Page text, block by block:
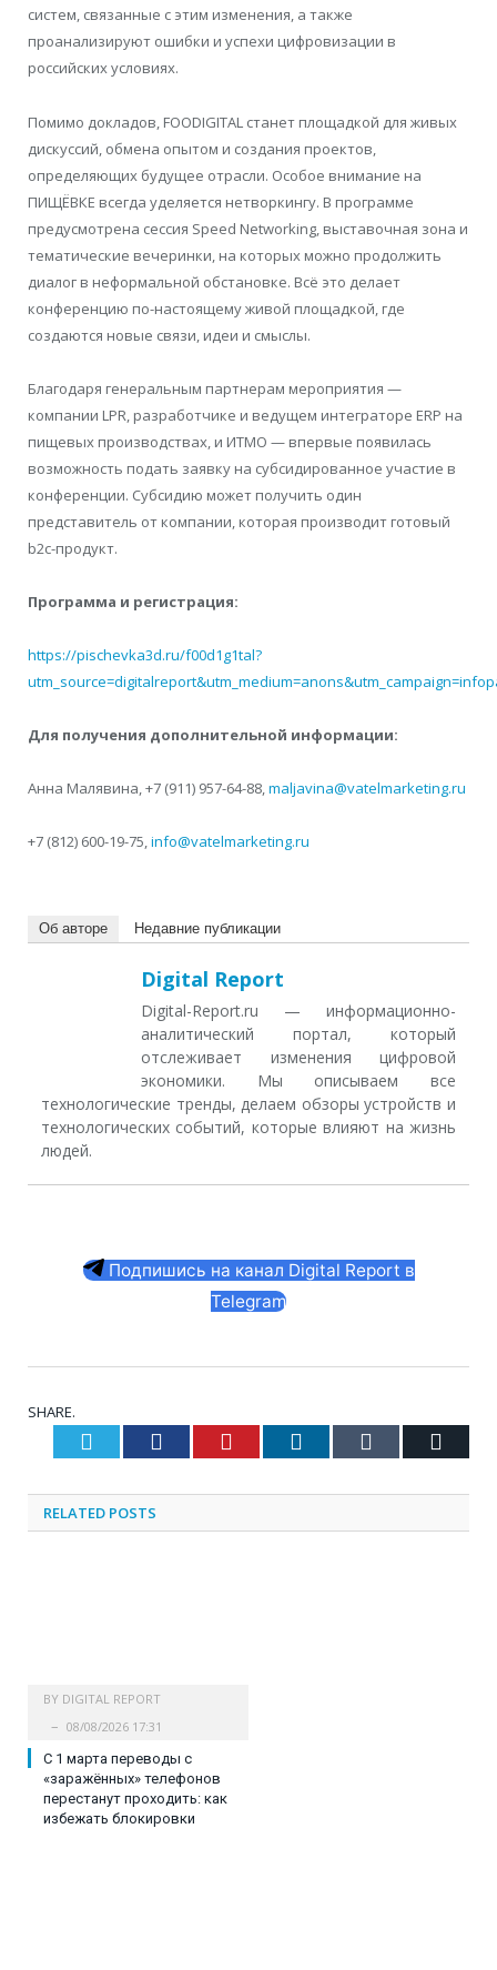
систем, связанные с этим изменения, а также
проанализируют ошибки и успехи цифровизации в
российских условиях.
Помимо докладов, FOODIGITAL станет площадкой для живых
дискуссий, обмена опытом и создания проектов,
определяющих будущее отрасли. Особое внимание на
ПИЩЁВКЕ всегда уделяется нетворкингу. В программе
предусмотрена сессия Speed Networking, выставочная зона и
тематические вечеринки, на которых можно продолжить
диалог в неформальной обстановке. Всё это делает
конференцию по-настоящему живой площадкой, где
создаются новые связи, идеи и смыслы.
Благодаря генеральным партнерам мероприятия —
компании LPR, разработчике и ведущем интеграторе ERP на
пищевых производствах, и ИТМО — впервые появилась
возможность подать заявку на субсидированное участие в
конференции. Субсидию может получить один
представитель от компании, которая производит готовый
b2c-продукт.
Программа и регистрация:
https://pischevka3d.ru/f00d1g1tal?
Для получения дополнительной информации:
Анна Малявина, +7 (911) 957-64-88,maljavina@vatelmarketing.ru
+7 (812) 600-19-75,info@vatelmarketing.ru
Об авторе Недавние публикации
Digital Report
Digital-Report.ru — информационно-
аналитический портал, который
отслеживает изменения цифровой
экономики. Мы описываем все
технологические тренды, делаем обзоры устройств и
технологических событий, которые влияют на жизнь
людей.
Подпишись на канал Digital Report в
Telegram
SHARE.
Twitter Facebook Pinterest LinkedIn Tumblr
RELATED POSTS
BY DIGITAL REPORT
08/08/2026 17:31
С 1 марта переводы с
«заражённых» телефонов
перестанут проходить: как
избежать блокировки